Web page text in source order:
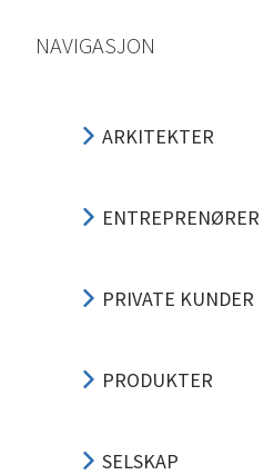
NAVIGASJON
ARKITEKTER
ENTREPRENØRER
PRIVATE KUNDER
PRODUKTER
SELSKAP